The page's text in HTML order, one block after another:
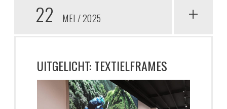
22 MEI 2025 +
UITGELICHT: TEXTIELFRAMES